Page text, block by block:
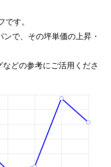
す。
で、その坪単価の上昇・
どの参考にご活用くださ